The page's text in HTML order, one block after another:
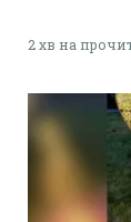
2 хв на